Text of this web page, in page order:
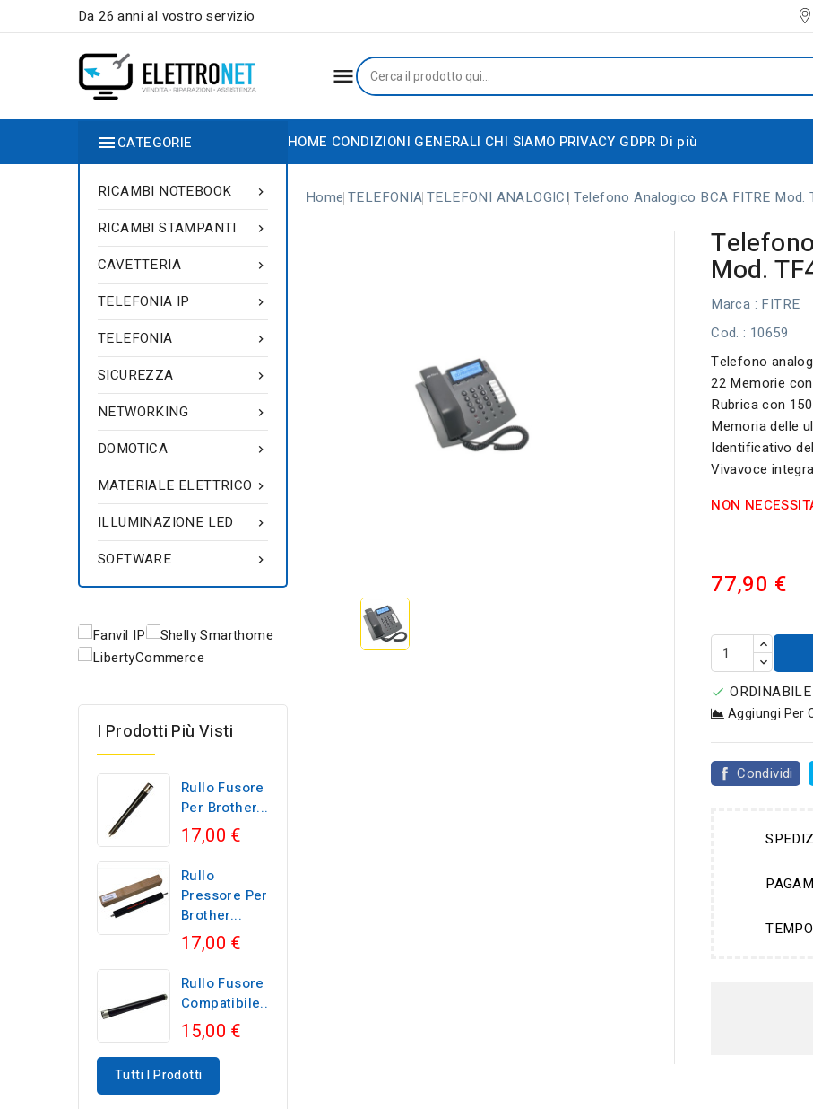
Da 26 anni al vostro servizio

HOME CONDIZIONI GENERALI CHI SIAMO PRIVACY GDPR Di più
CATEGORIE

RICAMBI NOTEBOOK

RICAMBI STAMPANTI

CAVETTERIA

TELEFONIA IP

TELEFONIA

SICUREZZA

NETWORKING

DOMOTICA

MATERIALE ELETTRICO

ILLUMINAZIONE LED

SOFTWARE
I Prodotti Più Visti
Rullo Fusore
Per Brother...
17,00 €
Rullo
Pressore Per
Brother...
17,00 €
Rullo Fusore
Compatibile...
15,00 €
Tutti I Prodotti
Home TELEFONIA TELEFONI ANALOGICI Telefono Analogico BCA FITRE Mod.
Mod.
Marca : FITRE
Cod. : 10659
Telefono
22 Memorie
Rubrica con
Memoria delle
Identificativo
Vivavoce
NON
77,90 €

Aggiungi Per
Condividi